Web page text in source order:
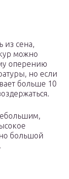
из сена,
можно
оперению
но если
больше 10
большой